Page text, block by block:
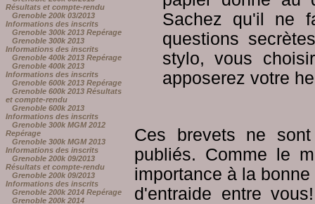
Résultats et compte-rendu
Grenoble 200k 03/2013
Informations des inscrits
Grenoble 300k 2013 Repérage
Grenoble 300k 2013
Informations des inscrits
Grenoble 400k 2013 Repérage
Grenoble 400k 2013
Informations des inscrits
Grenoble 600k 2013 Repérage
Grenoble 600k 2013 Résultats
et compte-rendu
Grenoble 600k 2013
Informations des inscrits
Grenoble 300k MGM 2012
Repérage
Grenoble 300k MGM 2013
Informations des inscrits
Grenoble 200k 09/2013
Résultats et compte-rendu
Grenoble 200k 09/2013
Informations des inscrits
Grenoble 200k 2014 Repérage
Grenoble 200k 2014
Sachez qu'il ne
questions
stylo, vous
apposerez votre
Ces brevets ne
publiés. Comme le
importance à la
d'entraide entre